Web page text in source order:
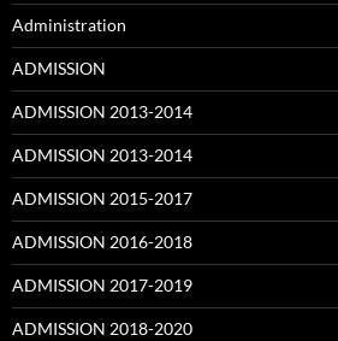
Administration
ADMISSION
ADMISSION 2013-2014
ADMISSION 2013-2014
ADMISSION 2015-2017
ADMISSION 2016-2018
ADMISSION 2017-2019
ADMISSION 2018-2020